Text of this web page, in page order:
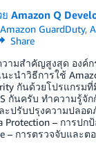
Amazon Q
Amazon GuardDuty,
Share
มสำคัญสูงสุด องค์
นำวิธีการใช้
กันด้วยโปรแกรมที่
ครับ ทำความรู้จักกั
ปรับปรุงความปลอ
– การป
– การตรวจจับแล